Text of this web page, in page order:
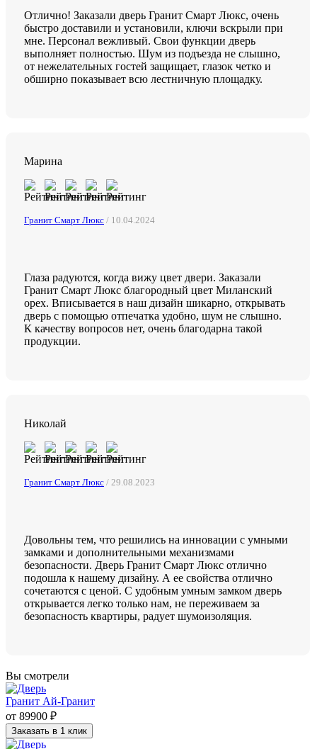
Отлично! Заказали дверь Гранит Смарт Люкс, очень
быстро доставили и установили, ключи вскрыли при
мне. Персонал вежливый. Свои функции дверь
выполняет полностью. Шум из подъезда не слышно,
от нежелательных гостей защищает, глазок четко и
обширно показывает всю лестничную площадку.
Марина
Гранит Смарт Люкс / 10.04.2024
Глаза радуются, когда вижу цвет двери. Заказали
Гранит Смарт Люкс благородный цвет Миланский
орех. Вписывается в наш дизайн шикарно, открывать
дверь с помощью отпечатка удобно, шум не слышно.
К качеству вопросов нет, очень благодарна такой
продукции.
Николай
Гранит Смарт Люкс / 29.08.2023
Довольны тем, что решились на инновации с умными
замками и дополнительными механизмами
безопасности. Дверь Гранит Смарт Люкс отлично
подошла к нашему дизайну. А ее свойства отлично
сочетаются с ценой. С удобным умным замком дверь
открывается легко только нам, не переживаем за
безопасность квартиры, радует шумоизоляция.
Вы смотрели
Гранит Ай-Гранит
от 89900 ₽
Заказать в 1 клик